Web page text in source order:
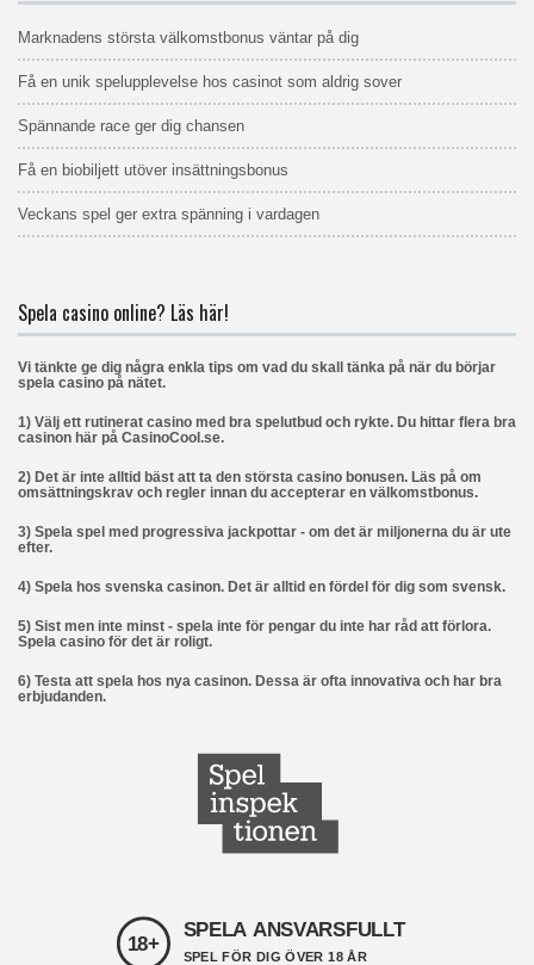
Marknadens största välkomstbonus väntar på dig
Få en unik spelupplevelse hos casinot som aldrig sover
Spännande race ger dig chansen
Få en biobiljett utöver insättningsbonus
Veckans spel ger extra spänning i vardagen
Spela casino online? Läs här!
Vi tänkte ge dig några enkla tips om vad du skall tänka på när du börjar
spela casino på nätet.
1) Välj ett rutinerat casino med bra spelutbud och rykte. Du hittar flera bra
casinon här på CasinoCool.se.
2) Det är inte alltid bäst att ta den största casino bonusen. Läs på om
omsättningskrav och regler innan du accepterar en välkomstbonus.
3) Spela spel med progressiva jackpottar - om det är miljonerna du är ute
efter.
4) Spela hos svenska casinon. Det är alltid en fördel för dig som svensk.
5) Sist men inte minst - spela inte för pengar du inte har råd att förlora.
Spela casino för det är roligt.
6) Testa att spela hos nya casinon. Dessa är ofta innovativa och har bra
erbjudanden.
18+
SPELA ANSVARSFULLT
SPEL FÖR DIG ÖVER 18 ÅR